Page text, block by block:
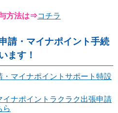
方法は⇒コチラ
請・マイナポイント手続
ます！
マイナポイントサポート特設
ナポイントラクラク出張申請
ら